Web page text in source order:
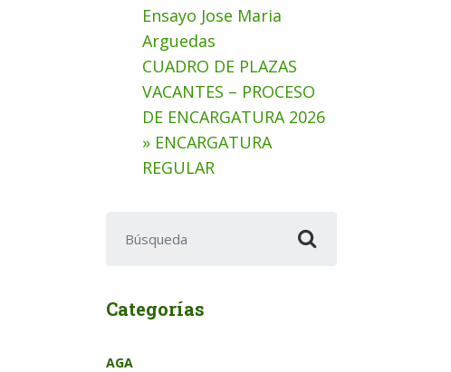
Ensayo Jose Maria
Arguedas
CUADRO DE PLAZAS
VACANTES – PROCESO
DE ENCARGATURA 2026
» ENCARGATURA
REGULAR
Categorías
AGA